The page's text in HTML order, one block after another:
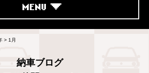
MENU
> 1月
納車ブログ